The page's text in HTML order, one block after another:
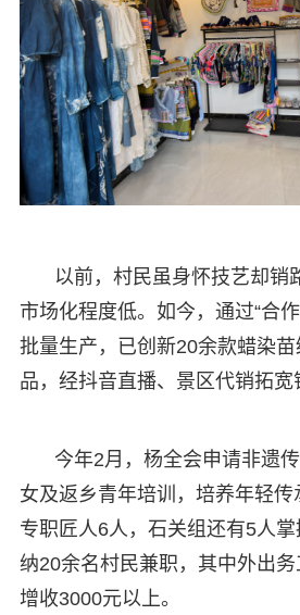
以前，村民虽身怀技艺却销
市场化程度低。如今，通过“合
批量生产，已创新20余款蜡染
品，经抖音直播、景区代销拓宽
今年2月，杨全会申请非遗
女及返乡青年培训，培养年轻
专职匠人6人，石关组还有5人
纳20余名村民兼职，其中外出
增收3000元以上。